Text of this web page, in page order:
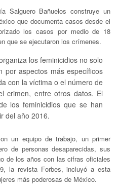
Salguero Bañuelos construye un
que documenta casos desde el
los casos por medio de 18
que se ejecutaron los crímenes.
los feminicidios no solo
por aspectos más específicos
con la víctima o el número de
crimen, entre otros datos. El
los feminicidios que se han
del año 2016.
un equipo de trabajo, un primer
de personas desaparecidas, sus
de los años con las cifras oficiales
la revista Forbes, incluyó a esta
más poderosas de México.